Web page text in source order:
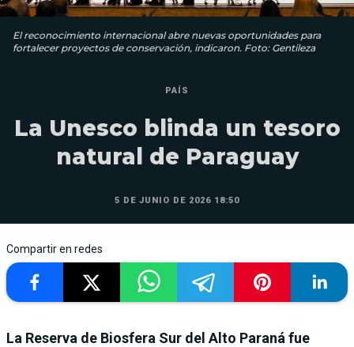
El reconocimiento internacional abre nuevas oportunidades para
fortalecer proyectos de conservación, indicaron. Foto: Gentileza
PAÍS
La Unesco blinda un tesoro
natural de Paraguay
5 DE JUNIO DE 2026 18:50
Compartir en redes
La Reserva de Biosfera Sur del Alto Paraná fue